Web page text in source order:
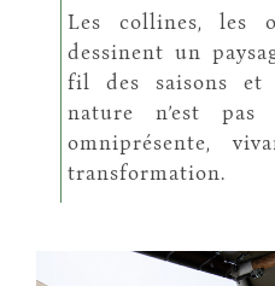
Les collines, les
dessinent un
fil des saisons
nature n’est
omniprésente,
transformation.